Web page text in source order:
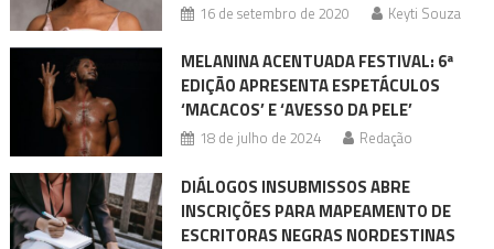
16 de setembro de 2020 Keyti Souza
MELANINA ACENTUADA FESTIVAL: 6ª
EDIÇÃO APRESENTA ESPETÁCULOS
‘MACACOS’ E ‘AVESSO DA PELE’
18 de julho de 2024 Redação
DIÁLOGOS INSUBMISSOS ABRE
INSCRIÇÕES PARA MAPEAMENTO DE
ESCRITORAS NEGRAS NORDESTINAS